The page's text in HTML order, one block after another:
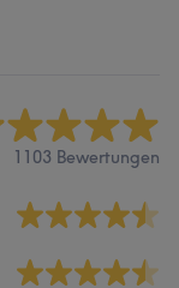
1103 Bewertungen